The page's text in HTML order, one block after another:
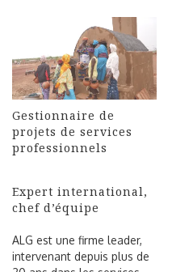
Gestionnaire de
projets de services
professionnels
Expert international,
chef d’équipe
ALG est une firme leader,
intervenant depuis plus de